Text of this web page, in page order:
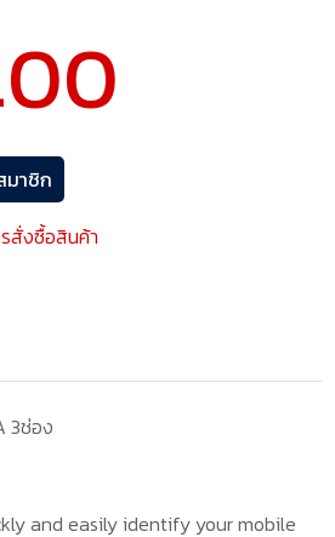
มาชิก
สั่งซื้อสินค้า
3ช่อง
and easily identify your mobile